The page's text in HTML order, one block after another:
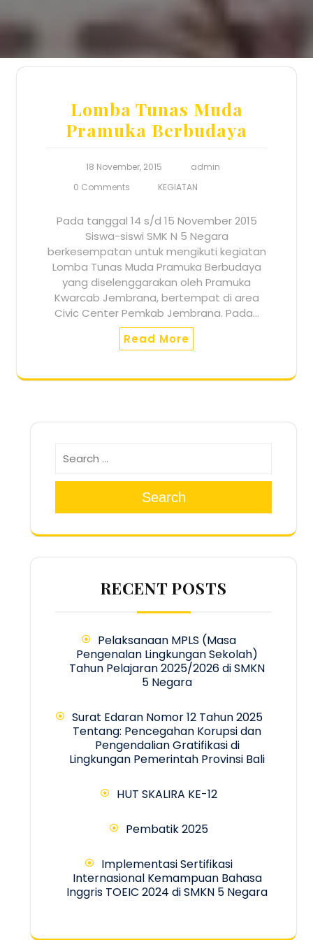
Lomba Tunas Muda
Pramuka Berbudaya
18 November, 2015
admin
0 Comments
KEGIATAN
Pada tanggal 14 s/d 15 November 2015
Siswa-siswi SMK N 5 Negara
berkesempatan untuk mengikuti kegiatan
Lomba Tunas Muda Pramuka Berbudaya
yang diselenggarakan oleh Pramuka
Kwarcab Jembrana, bertempat di area
Civic Center Pemkab Jembrana. Pada…
Read More
Search
RECENT POSTS
Pelaksanaan MPLS (Masa
Pengenalan Lingkungan Sekolah)
Tahun Pelajaran 2025/2026 di SMKN
5 Negara
Surat Edaran Nomor 12 Tahun 2025
Tentang: Pencegahan Korupsi dan
Pengendalian Gratifikasi di
Lingkungan Pemerintah Provinsi Bali
HUT SKALIRA KE-12
Pembatik 2025
Implementasi Sertifikasi
Internasional Kemampuan Bahasa
Inggris TOEIC 2024 di SMKN 5 Negara